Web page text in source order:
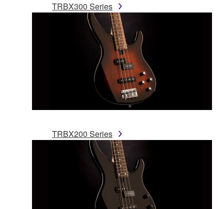
TRBX300 Series
TRBX200 Series